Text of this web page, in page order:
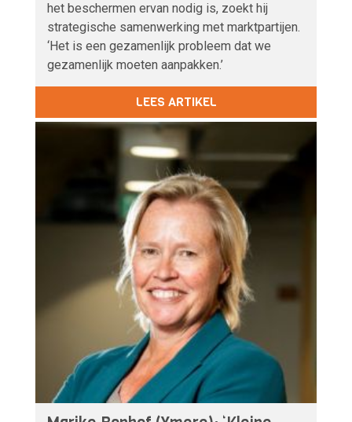
het beschermen ervan nodig is, zoekt hij
strategische samenwerking met marktpartijen.
‘Het is een gezamenlijk probleem dat we
gezamenlijk moeten aanpakken.’
LEES ARTIKEL